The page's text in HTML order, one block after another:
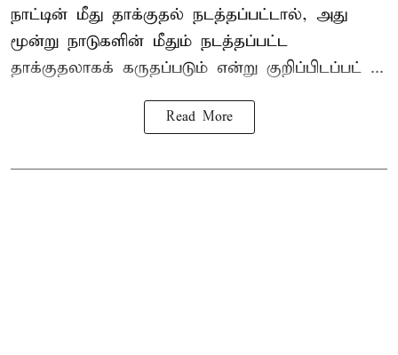
நாட்டின் மீது தாக்குதல் நடத்தப்பட்டால், அது
மூன்று நாடுகளின் மீதும் நடத்தப்பட்ட
தாக்குதலாகக் கருதப்படும் என்று குறிப்பிடப்பட் ...
Read More